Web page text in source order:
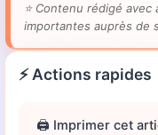
⭐ Contenu rédigé avec
importantes auprès de
⚡ Actions rapides
🖨️ Imprimer cet